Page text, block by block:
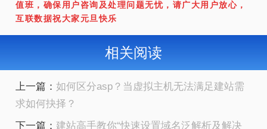
值班，确保用户咨询及处理问题无忧，请广大用户放心，
互联数据祝大家元旦快乐
相关阅读
上一篇：如何区分asp？当虚拟主机无法满足建站需
求如何抉择？
下一篇： 建站高手教你“快速设置域名泛解析及解决